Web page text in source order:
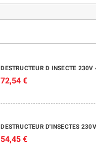
DESTRUCTEUR D INSECTE 230V
72,54 €
DESTRUCTEUR D'INSECTES
54,45 €